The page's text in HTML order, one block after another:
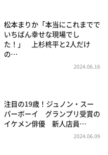
ィ！～ やすとものいたっ
「なんでやねん！？」
何にする？～
松本まりか「本当にこれまでで
いちばん幸せな現場でし
た！」 上杉柊平と2人だけ
の…
2024.06.16
注目の19歳！ジュノン・スー
パーボーイ グランプリ受賞の
イケメン俳優 新人店員…
2024.06.09